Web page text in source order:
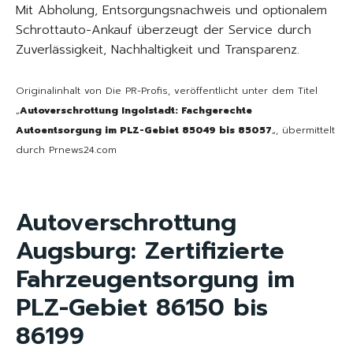
Mit Abholung, Entsorgungsnachweis und optionalem
Schrottauto-Ankauf überzeugt der Service durch
Zuverlässigkeit, Nachhaltigkeit und Transparenz.
Originalinhalt von Die PR-Profis, veröffentlicht unter dem Titel
„Autoverschrottung Ingolstadt: Fachgerechte
Autoentsorgung im PLZ-Gebiet 85049 bis 85057„, übermittelt
durch Prnews24.com
Autoverschrottung
Augsburg: Zertifizierte
Fahrzeugentsorgung im
PLZ-Gebiet 86150 bis
86199